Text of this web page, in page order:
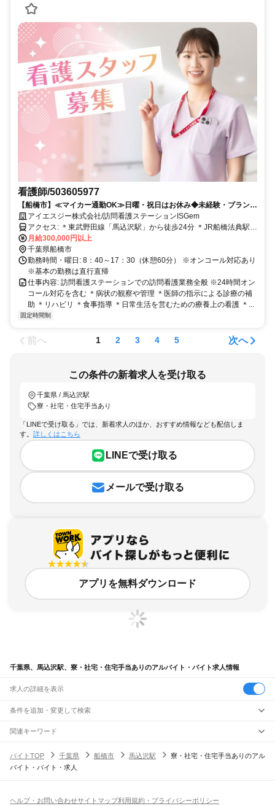
看護師/503605977
【船橋市】≪マイカー通勤OK≫日曜・祝日はお休み◆未経験・ブランク
OK／プリセプター制度導入で安心◎今までにない新しいカタチの訪問看
護ステーション【訪問看護×正社員】
アイエスジー株式会社/訪問看護ステーションISGem
アクセス: ＊東武野田線「馬込沢駅」から徒歩24分 ＊JR船橋法典駅か
ら、京成バス「市川営業所」「ファイターズタウン鎌ヶ谷」「桐畑」
行き乗車（乗車時間約10分）⇒「大塚ガラス」下車、徒歩1分 ＊JR
西船橋駅北口から、京成バス「市川営業所」「ファイターズタウン鎌
ヶ谷」「桐畑」行き乗車（乗車時間約30分）⇒「大塚ガラス」下車、
徒歩1分
月給300,000円以上
千葉県船橋市
勤務時間・曜日: 8：40～17：30（休憩60分） ※オンコール対応あり
※基本の勤務は直行直帰
仕事内容: 訪問看護ステーションでの訪問看護業務全般 ※24時間オン
コール対応を含む ＊病状の観察や管理 ＊医師の指示による診療の補
助 ＊リハビリ ＊食事指導 ＊日常生活を営むための療養上の看護 ＊...
固定時間制
前へ 1 2 3 4 5 次へ
この条件の新着求人を受け取る
千葉県 / 馬込沢駅
寮・社宅・住宅手当あり
「LINEで受け取る」では、新着求人のほか、おすすめ情報なども配信しま
す。 詳しくはこちら
LINEで受け取る
メールで受け取る
アプリを無料ダウンロード
千葉県、馬込沢駅、寮・社宅・住宅手当ありのアルバイト・バイト求人情報
求人の詳細を表示
条件を追加・変更して検索
市区町村を追加・変更
千葉県すべて
千葉市 すべて
旭市習志野市柏市勝浦市市原市流山市八千代市我孫子市鴨川市鎌ケ谷市
駅を追加・変更
JR中央・総武線
職種を追加・変更
飲食・フードサービスすべて
関連キーワード
バイトTOP
千葉県 船橋市 馬込沢駅
寮・社宅・住宅手当ありのアル
バイト・バイト・求人
ヘルプ・お問い合わせサイトマップ利用規約・プライバシーポリシー